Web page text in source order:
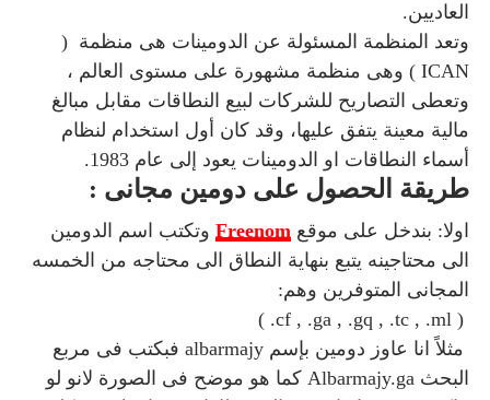
العاديين.
وتعد المنظمة المسئولة عن الدومينات هى منظمة (
ICAN ) وهى منظمة مشهورة على مستوى العالم ،
وتعطى التصاريح للشركات لبيع النطاقات مقابل مبالغ
مالية معينة يتفق عليها، وقد كان أول استخدام لنظام
أسماء النطاقات او الدومينات يعود إلى عام 1983.
طريقة الحصول على دومين مجانى :
اولا: بندخل على موقع Freenom وتكتب اسم الدومين
الى محتاجينه يتبع بنهاية النطاق الى محتاجه من الخمسه
المجانى المتوفرين وهم:
( cf , .ga , .gq , .tc , .ml. )
مثلاً انا عاوز دومين بإسم albarmajy فبكتب فى مربع
البحث Albarmajy.ga كما هو موضح فى الصورة لانو لو